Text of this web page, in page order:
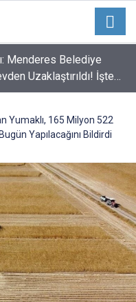
Menderes Belediye
Uzaklaştırıldı! İşte
Yumaklı, 165 Milyon 522
Yapılacağını Bildirdi